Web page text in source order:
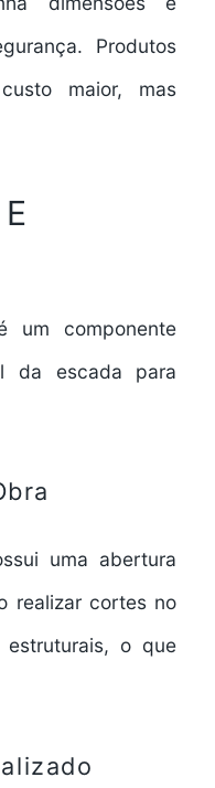
Produtos
maior, mas
um componente
da escada para
uma abertura
realizar cortes no
o que